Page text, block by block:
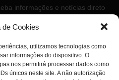
de Cookies
utilizamos tecnologias como
informações do dispositivo. O
nos permitirá processar dados como
únicos neste site. A não autorização
informações e notícias direto